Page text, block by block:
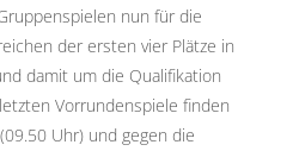
nun für die
der ersten vier Plätze in
damit um die Qualifikation
Vorrundenspiele finden
Uhr) und gegen die